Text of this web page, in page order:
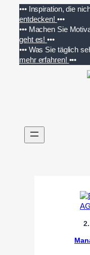
Inhalt
springen
••• Inspiration, die
entdecken! •••
••• Machen Sie
geht es!•••
••• Was Sie täglich
mehr erfahren! •••